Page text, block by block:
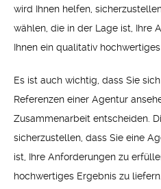
wird Ihnen helfen,
wählen, die in der Lage ist, Ihre
Ihnen ein qualitativ
Es ist auch wichtig, dass Sie
Referenzen einer Agentur
Zusammenarbeit entscheiden.
sicherzustellen, dass Sie eine
ist, Ihre Anforderungen zu
hochwertiges Ergebnis zu